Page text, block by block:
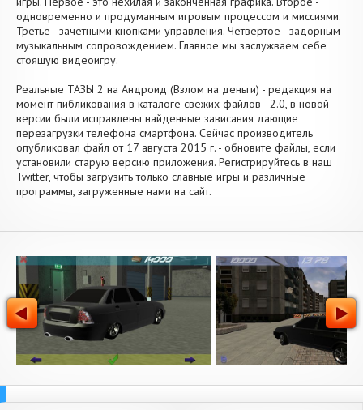
одновременно и продуманным игровым процессом и миссиями.
Третье - зачетными кнопками управления. Четвертое - задорным
музыкальным сопровождением. Главное мы заслужваем себе
стоящую видеоигру.
Реальные ТАЗЫ 2 на Андроид (Взлом на деньги) - редакция на
момент пибликования в каталоге свежих файлов - 2.0, в новой
версии были исправлены найденные зависания дающие
перезагрузки телефона смартфона. Сейчас производитель
опубликовал файл от 17 августа 2015 г. - обновите файлы, если
установили старую версию приложения. Регистрируйтесь в наш
Twitter, чтобы загрузить только славные игры и различные
программы, загруженные нами на сайт.